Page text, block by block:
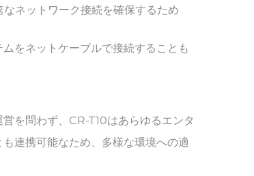
ネットワーク接続を確保するため
をネットケーブルで接続することも
を問わず、CR-T10はあらゆるエンタ
連携可能なため、多様な環境への適